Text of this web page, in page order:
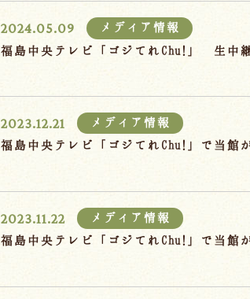
2024.05.09
メディア情報
福島中央テレビ「ゴジてれChu!」 生中
2023.12.21
メディア情報
福島中央テレビ「ゴジてれChu!」で当館
2023.11.22
メディア情報
福島中央テレビ「ゴジてれChu!」で当館